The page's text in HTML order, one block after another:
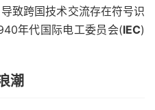
致跨国技术交流存在符号识
年代国际电工委员会(IEC)
潮